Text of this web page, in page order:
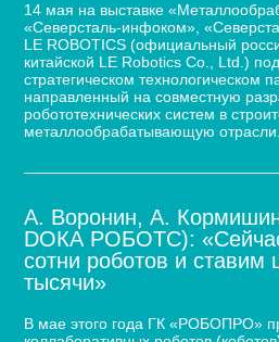
14 мая на выставке
«Северсталь-инфоком»,
LE ROBOTICS (официальный
китайской LE Robotics Co., Ltd.)
стратегическом технологическом
направленный на совместную
робототехнических систем в
металлообрабатывающую отрасли.
А. Воронин, А.
DOКА РОБОТС):
сотни роботов и ставим
тысячи»
В мае этого года ГК «РОБОПРО»